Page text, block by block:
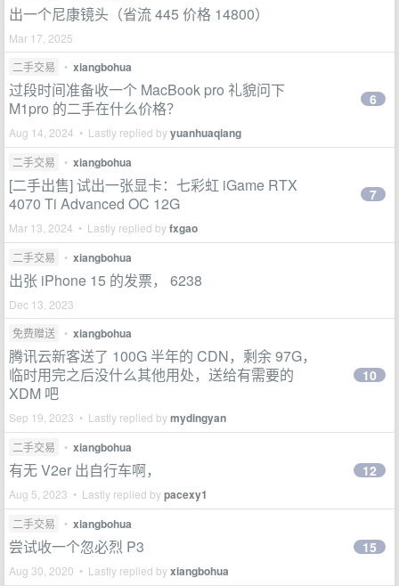
出一个尼康镜头（省流 445 价格 14800）
Mar 17, 2025
二手交易
• xiangbohua
过段时间准备收一个 MacBook pro 礼貌问下
M1pro 的二手在什么价格？
Aug 14, 2024 • Lastly replied byyuanhuaqiang
6
二手交易 • xiangbohua
[二手出售] 试出一张显卡：七彩虹 iGame RTX
4070 Ti Advanced OC 12G
Mar 13, 2024 • Lastly replied byfxgao
7
二手交易 • xiangbohua
出张 iPhone 15 的发票， 6238
Dec 13, 2023
免费赠送
• xiangbohua
腾讯云新客送了 100G 半年的 CDN，剩余 97G，
临时用完之后没什么其他用处，送给有需要的
XDM 吧
Sep 19, 2023 • Lastly replied bymydingyan
10
二手交易 • xiangbohua
有无 V2er 出自行车啊，
Aug 5, 2023 • Lastly replied bypacexy1
12
二手交易 • xiangbohua
尝试收一个忽必烈 P3
Aug 30, 2020 • Lastly replied byxiangbohua
15